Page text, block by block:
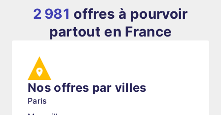
2 981 offres à pourvoir
partout en France
Nos offres par villes
Paris